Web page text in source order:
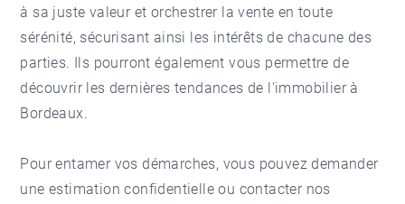
à sa juste valeur et orchestrer la vente en toute
sérénité, sécurisant ainsi les intérêts de chacune des
parties. Ils pourront également vous permettre de
découvrir les dernières tendances de l'immobilier à
Bordeaux.
Pour entamer vos démarches, vous pouvezdemander
une estimation confidentielle ou contacter nos